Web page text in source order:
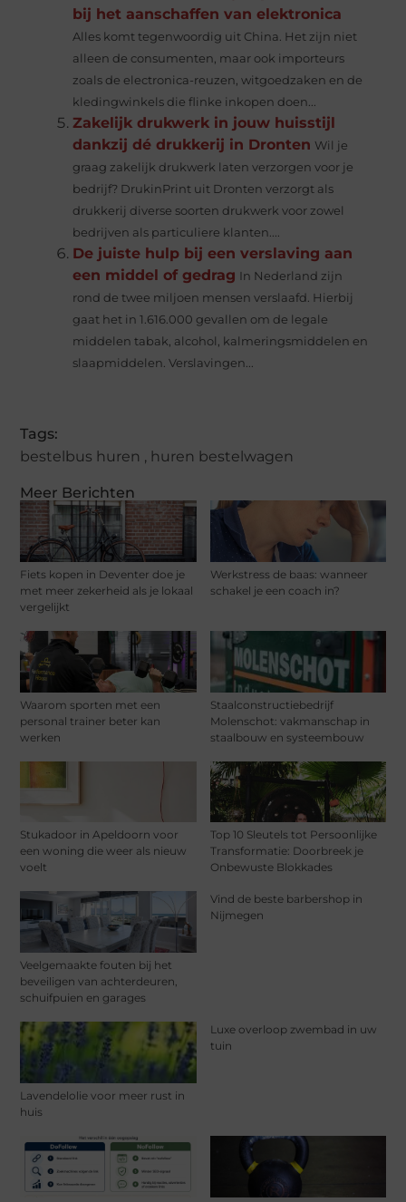
Meer Berichten
Fiets kopen in Deventer doe je
met meer zekerheid als je lokaal
vergelijkt
Werkstress de baas: wanneer
schakel je een coach in?
Waarom sporten met een
personal trainer beter kan
werken
Staalconstructiebedrijf
Molenschot: vakmanschap in
staalbouw en systeembouw
Stukadoor in Apeldoorn voor
een woning die weer als nieuw
voelt
Top 10 Sleutels tot Persoonlijke
Transformatie: Doorbreek je
Onbewuste Blokkades
Veelgemaakte fouten bij het
beveiligen van achterdeuren,
schuifpuien en garages
Vind de beste barbershop in
Nijmegen
Lavendelolie voor meer rust in
huis
Luxe overloop zwembad in uw
tuin
bij het aanschaffen van elektronica
Alles komt tegenwoordig uit China. Het zijn niet
alleen de consumenten, maar ook importeurs
zoals de electronica-reuzen, witgoedzaken en de
kledingwinkels die flinke inkopen doen...
Zakelijk drukwerk in jouw huisstijl
dankzij dé drukkerij in Dronten Wil je
graag zakelijk drukwerk laten verzorgen voor je
bedrijf? DrukinPrint uit Dronten verzorgt als
drukkerij diverse soorten drukwerk voor zowel
bedrijven als particuliere klanten....
De juiste hulp bij een verslaving aan
een middel of gedrag In Nederland zijn
rond de twee miljoen mensen verslaafd. Hierbij
gaat het in 1.616.000 gevallen om de legale
middelen tabak, alcohol, kalmeringsmiddelen en
slaapmiddelen. Verslavingen...
Tags:
bestelbus huren , huren bestelwagen